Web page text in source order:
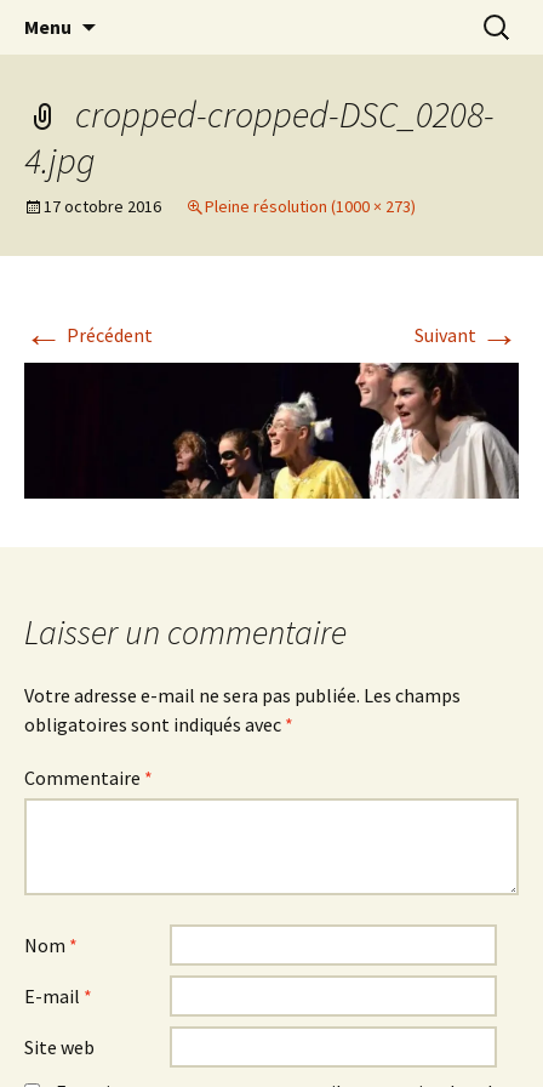
New Rancard
Association d’éducation populaire à Teillé
Menu
cropped-cropped-DSC_0208-
4.jpg
17 octobre 2016 Pleine résolution (1000 × 273)
← Précédent Suivant →
Laisser un commentaire
Votre adresse e-mail ne sera pas publiée. Les champs
obligatoires sont indiqués avec *
Commentaire *
Nom *
E-mail *
Site web